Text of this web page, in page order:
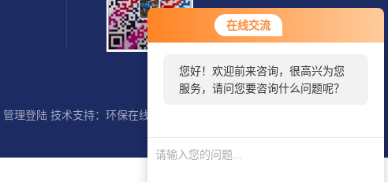
在线交流
您好！欢迎前来咨询，很高兴为您
服务，请问您要咨询什么问题呢？
扫一扫
关注我们
管理登陆 技术支持： 环保在线